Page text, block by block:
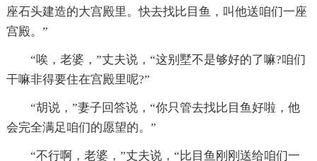
座石头建造的大宫殿里。快去找比目鱼，叫他送咱们一座
宫殿。”
“唉，老婆，”丈夫说，“这别墅不是够好的了嘛?咱们
干嘛非得要住在宫殿里呢?”
“胡说，”妻子回答说，“你只管去找比目鱼好啦，他
会完全满足咱们的愿望的。”
“不行啊，老婆，”丈夫说，“比目鱼刚刚送给咱们一